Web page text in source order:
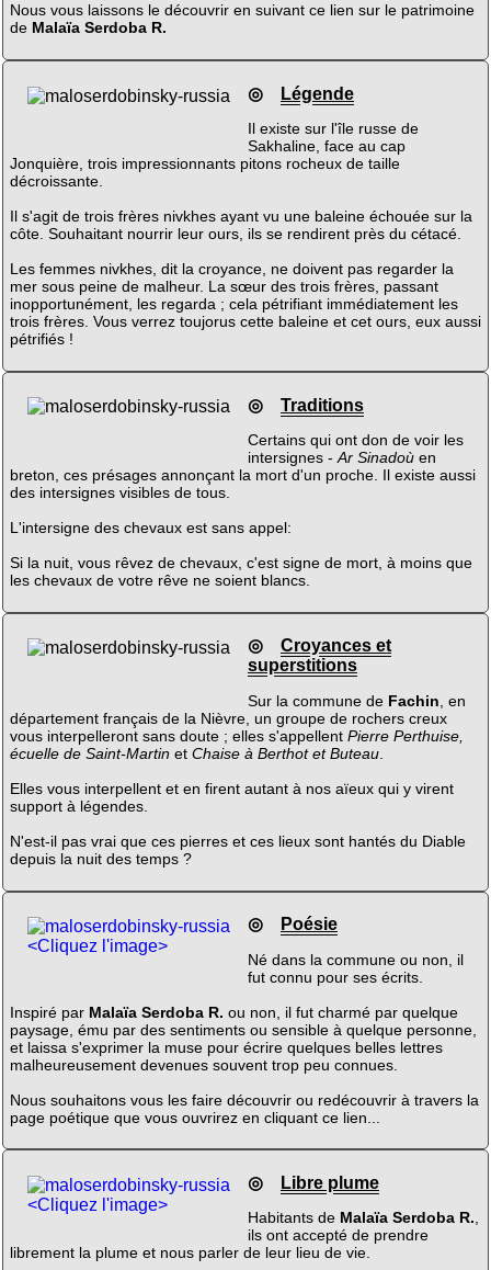
Nous vous laissons le découvrir en suivant ce lien sur le patrimoine
de Malaïa Serdoba R.
◎ Légende
Il existe sur l'île russe de
Sakhaline, face au cap
Jonquière, trois impressionnants pitons rocheux de taille
décroissante.
Il s'agit de trois frères nivkhes ayant vu une baleine échouée sur la
côte. Souhaitant nourrir leur ours, ils se rendirent près du cétacé.
Les femmes nivkhes, dit la croyance, ne doivent pas regarder la
mer sous peine de malheur. La sœur des trois frères, passant
inopportunément, les regarda ; cela pétrifiant immédiatement les
trois frères. Vous verrez toujorus cette baleine et cet ours, eux aussi
pétrifiés !
◎ Traditions
Certains qui ont don de voir les
intersignes - Ar Sinadoùen
breton, ces présages annonçant la mort d'un proche. Il existe aussi
des intersignes visibles de tous.
L'intersigne des chevaux est sans appel:
Si la nuit, vous rêvez de chevaux, c'est signe de mort, à moins que
les chevaux de votre rêve ne soient blancs.
◎ Croyances et
superstitions
Sur la commune de Fachin , en
département français de la Nièvre, un groupe de rochers creux
vous interpelleront sans doute ; elles s'appellent Pierre Perthuise,
écuelle de Saint-Martin et Chaise à Berthot et Buteau.
Elles vous interpellent et en firent autant à nos aïeux qui y virent
support à légendes.
N'est-il pas vrai que ces pierres et ces lieux sont hantés du Diable
depuis la nuit des temps ?
<Cliquez l'image>
◎ Poésie
Né dans la commune ou non, il
fut connu pour ses écrits.
Inspiré par Malaïa Serdoba R. ou non, il fut charmé par quelque
paysage, ému par des sentiments ou sensible à quelque personne,
et laissa s'exprimer la muse pour écrire quelques belles lettres
malheureusement devenues souvent trop peu connues.
Nous souhaitons vous les faire découvrir ou redécouvrir à travers la
page poétique que vous ouvrirez en cliquant ce lien...
<Cliquez l'image>
◎ Libre plume
Habitants de Malaïa Serdoba R.,
ils ont accepté de prendre
librement la plume et nous parler de leur lieu de vie.